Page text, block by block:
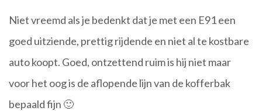
Niet vreemd als je bedenkt dat je met een E91 een
goed uitziende, prettig rijdende en niet al te kostbare
auto koopt. Goed, ontzettend ruim is hij niet maar
voor het oog is de aflopende lijn van de kofferbak
bepaald fijn 🙂